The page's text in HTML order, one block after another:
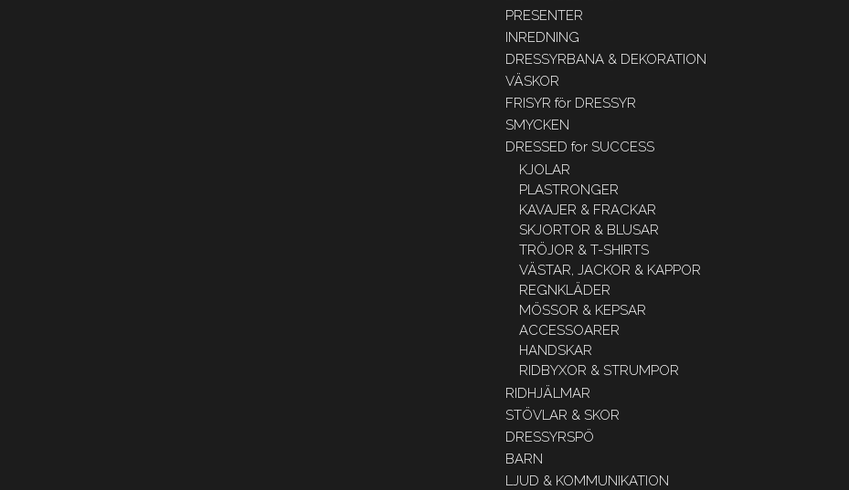
PRESENTER
INREDNING
DRESSYRBANA & DEKORATION
VÄSKOR
FRISYR för DRESSYR
SMYCKEN
DRESSED for SUCCESS
KJOLAR
PLASTRONGER
KAVAJER & FRACKAR
SKJORTOR & BLUSAR
TRÖJOR & T-SHIRTS
VÄSTAR, JACKOR & KAPPOR
REGNKLÄDER
MÖSSOR & KEPSAR
ACCESSOARER
HANDSKAR
RIDBYXOR & STRUMPOR
RIDHJÄLMAR
STÖVLAR & SKOR
DRESSYRSPÖ
BARN
LJUD & KOMMUNIKATION